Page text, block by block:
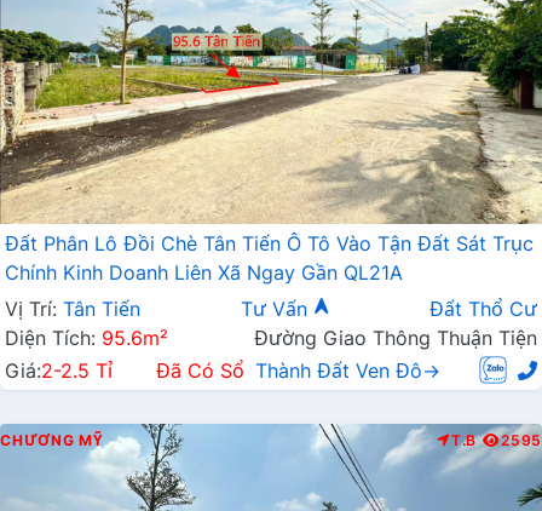
Đất Phân Lô Đồi Chè Tân Tiến Ô Tô Vào Tận Đất Sát Trục
Chính Kinh Doanh Liên Xã Ngay Gần QL21A
Vị Trí: Tân Tiến Tư Vấn
Đất Thổ Cư
Diện Tích: 95.6m²
Đường Giao Thông Thuận Tiện
Giá:2-2.5 Tỉ Đã Có Sổ Thành Đất Ven Đô→
CHƯƠNG MỸ T.B 2595